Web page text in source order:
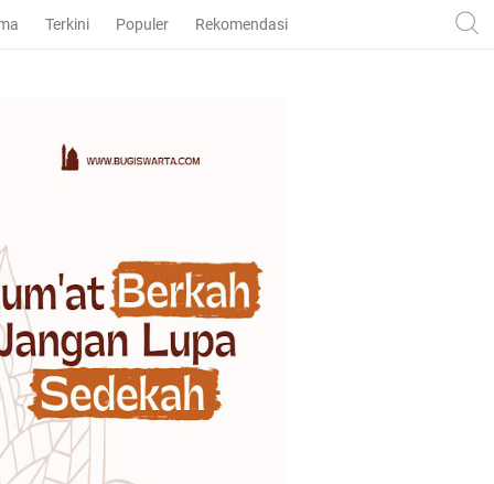
Terkini Populer Rekomendasi